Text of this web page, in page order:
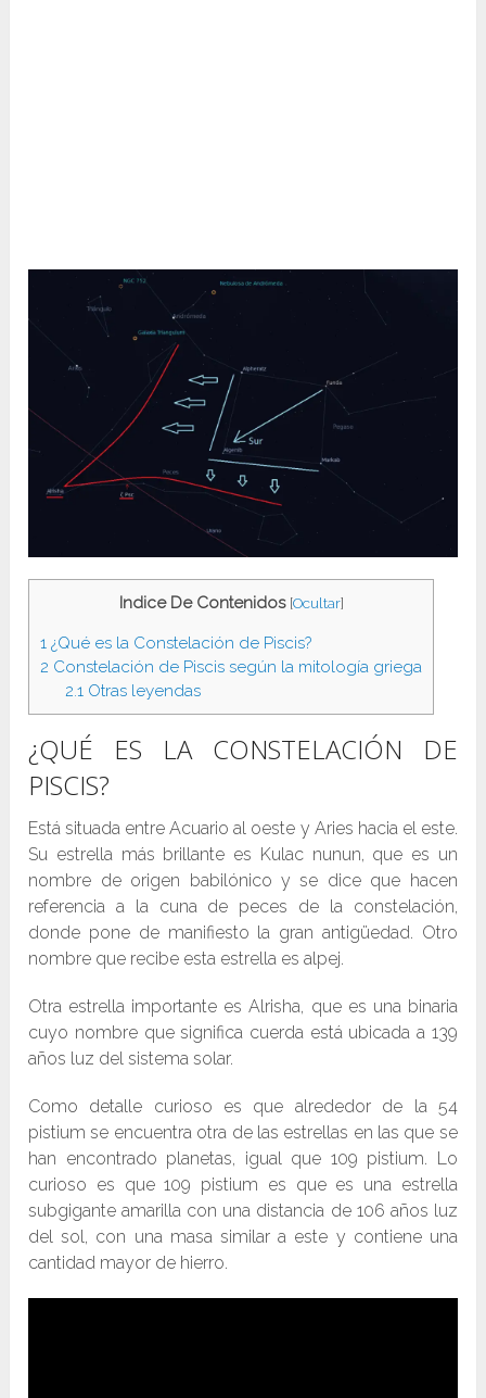
Indice De Contenidos [Ocultar]
1 ¿Qué es la Constelación de Piscis?
2 Constelación de Piscis según la mitología griega
2.1Otras leyendas
¿QUÉ ES LA CONSTELACIÓN DE
PISCIS?
Está situada entre Acuario al oeste y Aries hacia el este.
Su estrella más brillante es Kulac nunun, que es un
nombre de origen babilónico y se dice que hacen
referencia a la cuna de peces de la constelación,
donde pone de manifiesto la gran antigüedad. Otro
nombre que recibe esta estrella es alpej.
Otra estrella importante es Alrisha, que es una binaria
cuyo nombre que significa cuerda está ubicada a 139
años luz del sistema solar.
Como detalle curioso es que alrededor de la 54
pistium se encuentra otra de las estrellas en las que se
han encontrado planetas, igual que 109 pistium. Lo
curioso es que 109 pistium es que es una estrella
subgigante amarilla con una distancia de 106 años luz
del sol, con una masa similar a este y contiene una
cantidad mayor de hierro.